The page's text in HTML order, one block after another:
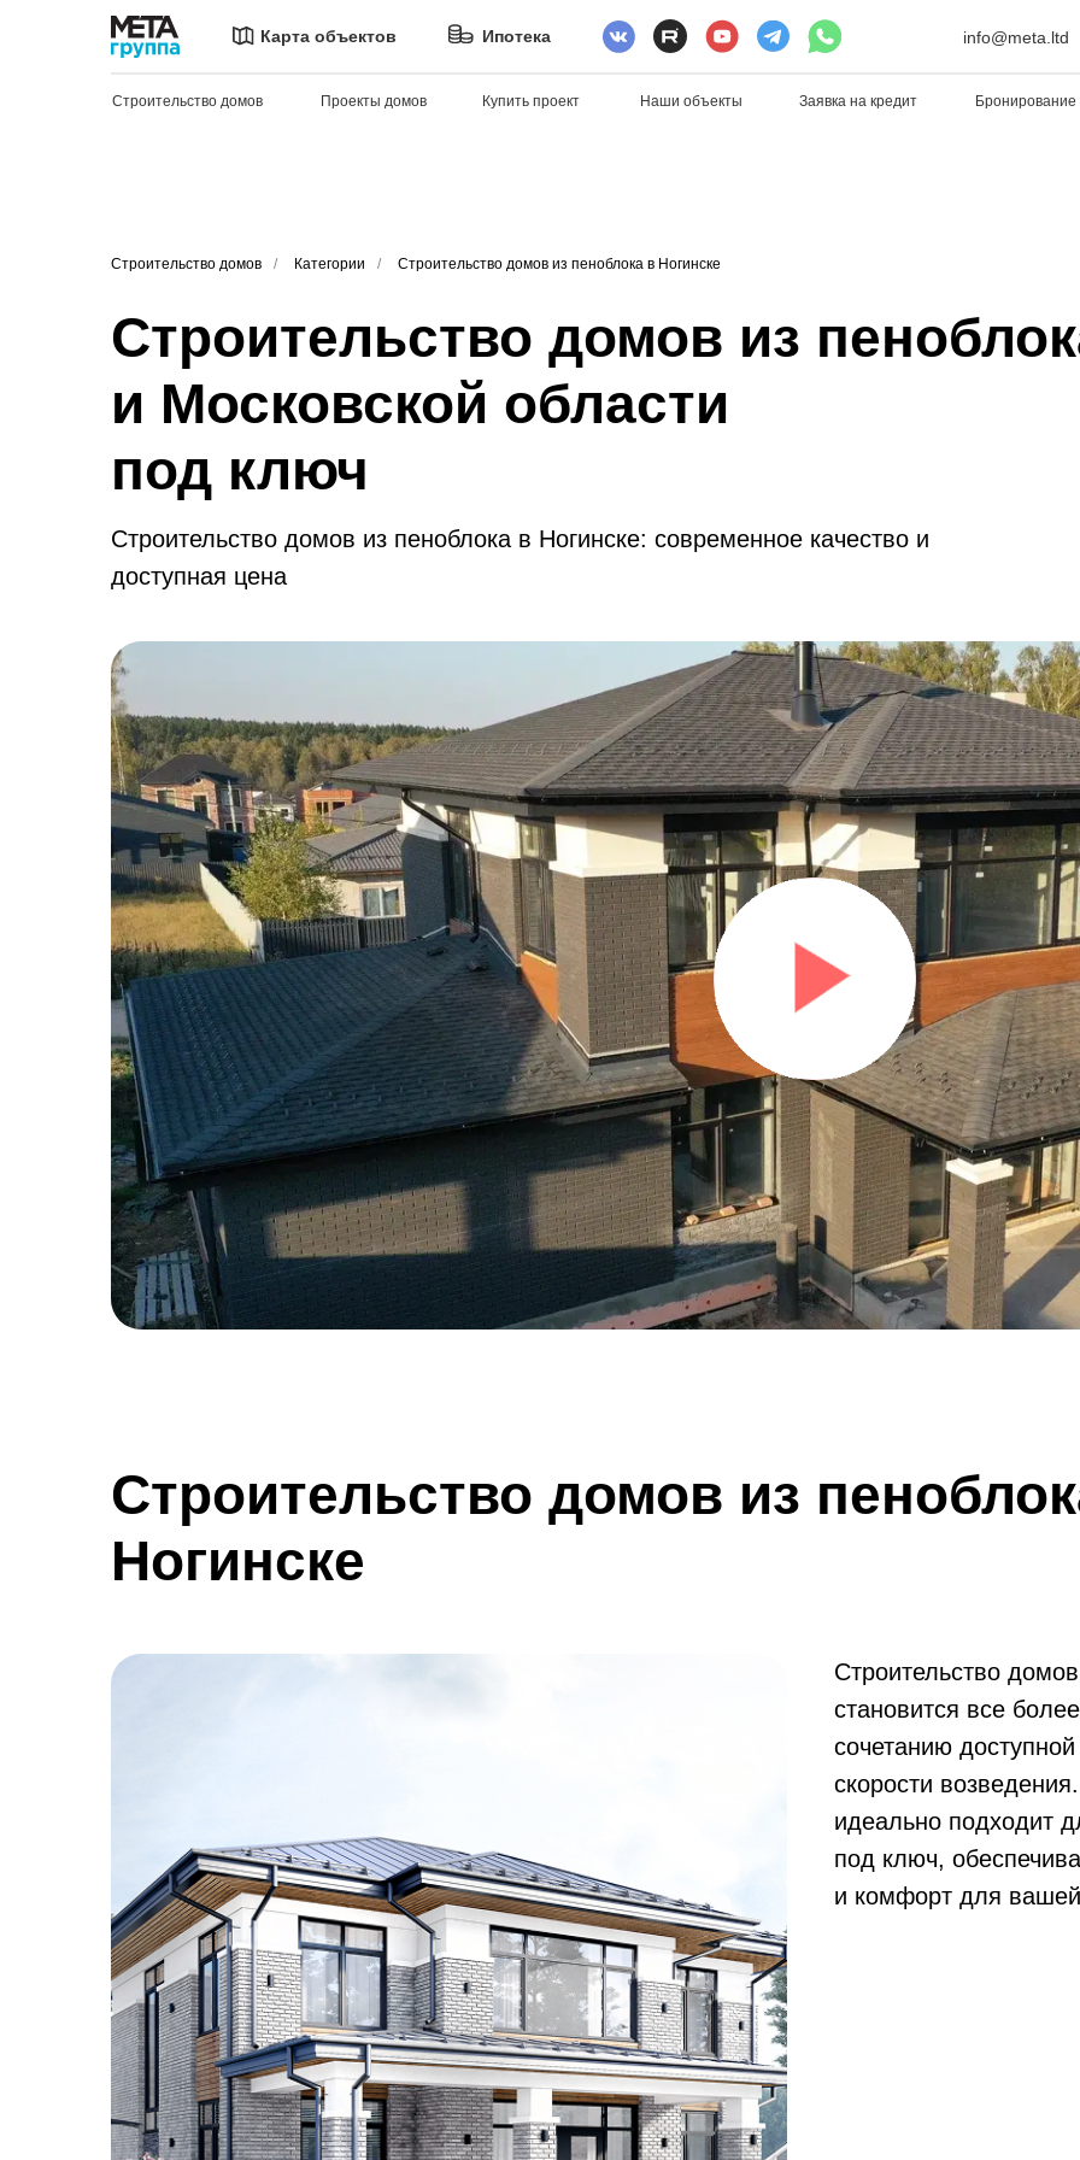
Наши объекты
Строительство домов Проекты домов Бронирование
Купить проект
info@meta.ltd
Карта объектов Ипотека
Заявка на кредит
Строительство домов / Категории / Строительство домов из пеноблока в Ногинске
Строительство домов из
и Московской области
под ключ
Строительство домов из пеноблока в Ногинске: современное качество и
доступная цена
Строительство домов из
Ногинске
Строительство
становится все
сочетанию
скорости
идеально подходит
под ключ,
и комфорт для